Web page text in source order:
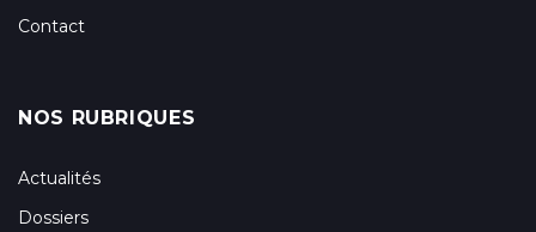
Contact
NOS RUBRIQUES
Actualités
Dossiers